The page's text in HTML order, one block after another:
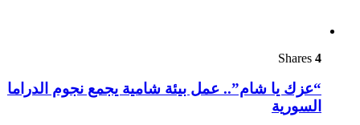
4
“عزك يا شام”.. عمل بيئة شامية يجمع نجوم الدراما
السورية